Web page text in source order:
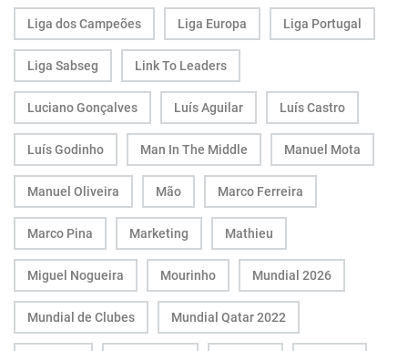
Liga dos Campeões Liga Europa Liga Portugal
Liga Sabseg Link To Leaders
Luciano Gonçalves Luís Aguilar Luís Castro
Luís Godinho Man In The Middle Manuel Mota
Manuel Oliveira Mão Marco Ferreira
Marco Pina Marketing Mathieu
Miguel Nogueira Mourinho Mundial 2026
Mundial de Clubes Mundial Qatar 2022